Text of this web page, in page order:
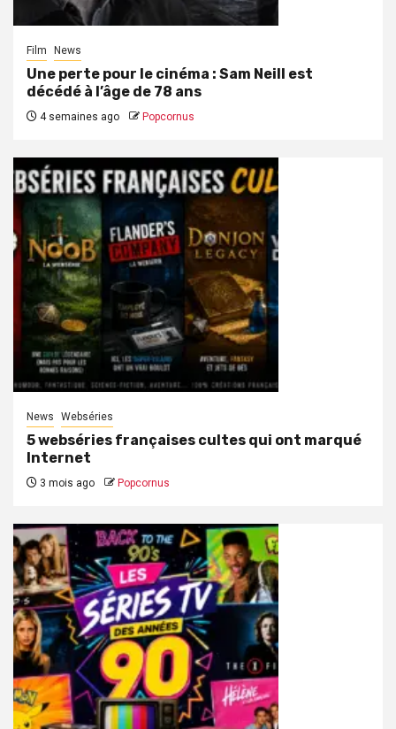
Film News
Une perte pour le cinéma : Sam Neill est
décédé à l’âge de 78 ans
4 semaines ago Popcornus
News Webséries
5 webséries françaises cultes qui ont marqué
Internet
3 mois ago Popcornus